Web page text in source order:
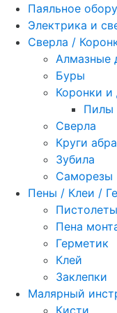
Паяльное
Электрика и
Сверла /
Алмазные
Буры
Коронки
Пилы
Сверла
Круги
Зубила
Саморезы
Пены / Клеи /
Пистолеты
Пена
Герметик
Клей
Заклепки
Малярный
Кисти